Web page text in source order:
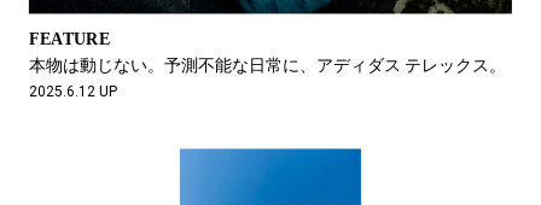
FEATURE
本物は動じない。予測不能な日常に、アディダス テレックス。
2025.6.12 UP